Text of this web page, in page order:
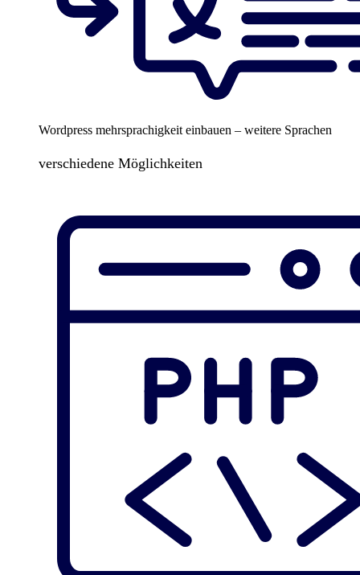
Wordpress mehrsprachigkeit einbauen – weitere Sprachen
verschiedene Möglichkeiten